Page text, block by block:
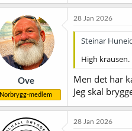
a
k
j
o
e
:
Ove
Norbrygg-medlem
28 Jan 2026
Steinar
High
Men det har
Jeg skal
28 Jan 2026